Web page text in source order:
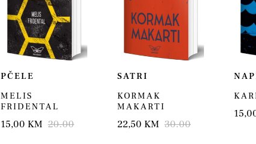
PČELE
MELIS
FRIDENTAL
15,00 KM 20.00
SATRI
KORMAK
MAKARTI
22,50 KM 30.00